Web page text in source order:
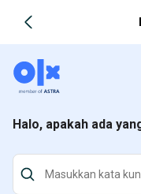
Halo, apakah ada